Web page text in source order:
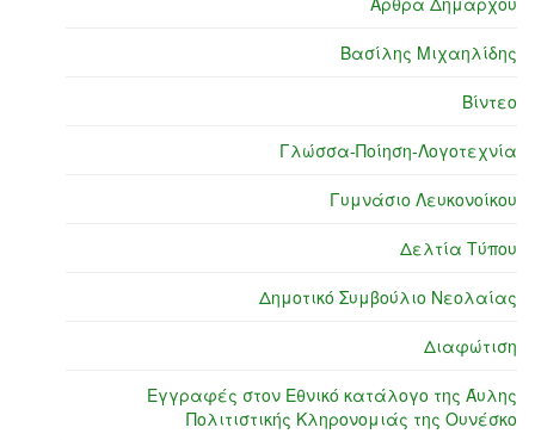
Βασίλης Μιχαηλίδης
Βίντεο
Γλώσσα-Ποίηση-Λογοτεχνία
Γυμνάσιο Λευκονοίκου
Δελτία Τύπου
Δημοτικό Συμβούλιο Νεολαίας
Διαφώτιση
Εγγραφές στον Εθνικό κατάλογο της Άυλης
Πολιτιστικής Κληρονομιάς της Ουνέσκο